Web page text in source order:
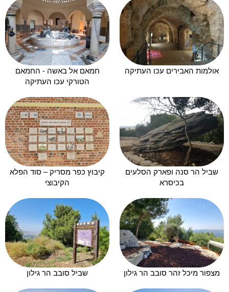
אולמות האבירים עכו העתיקה
חמאם אל באשה - החמאם
הטורקי עכו העתיקה
שביל הר סנה ופארק הסלעים
בכיסרא
קיבוץ כפר מסריק – סוד הפלא
הקיבוצי
מצפור מיכל זהר סובב הר גילון שביל סובב הר גילון